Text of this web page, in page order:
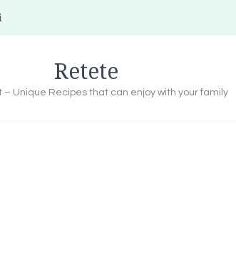
Retete
– Unique Recipes that can enjoy with your family